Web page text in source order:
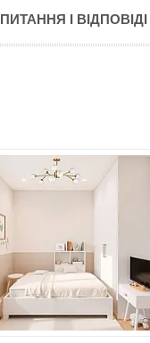
ПИТАННЯ І ВІДПОВІДІ